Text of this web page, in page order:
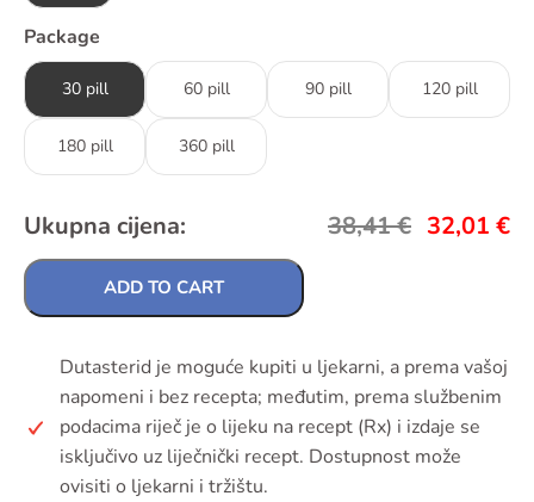
Package
30 pill 60 pill 90 pill 120 pill
180 pill 360 pill
Ukupna cijena: 38,41€ 32,01 €
ADD TO CART
Dutasterid je moguće kupiti u ljekarni, a prema vašoj
napomeni i bez recepta; međutim, prema službenim
podacima riječ je o lijeku na recept (Rx) i izdaje se
isključivo uz liječnički recept. Dostupnost može
ovisiti o ljekarni i tržištu.